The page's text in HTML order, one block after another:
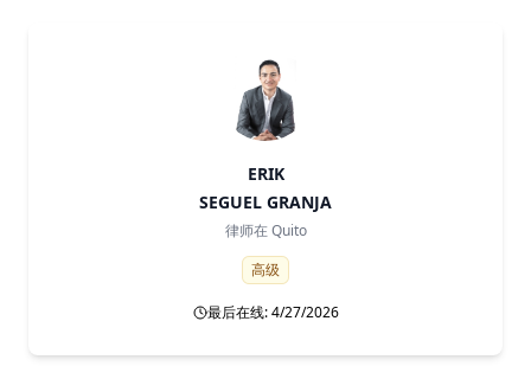
ERIK
SEGUEL GRANJA
律师在 Quito
高级
最后在线: 4/27/2026